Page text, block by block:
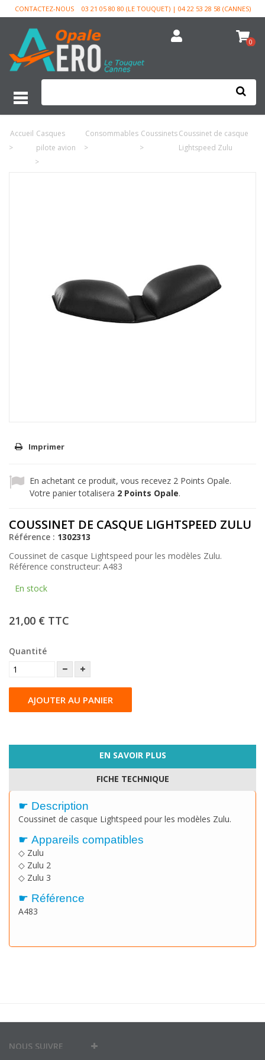
CONTACTEZ-NOUS 03 21 05 80 80 (LE TOUQUET) | 04 22 53 28 58 (CANNES)
0
Accueil
>
Casques
pilote avion
>
Consommables
>
Coussinets
>
Coussinet de casque
Lightspeed Zulu
Imprimer
En achetant ce produit, vous recevez 2 Points Opale.
Votre panier totalisera 2 Points Opale.
COUSSINET DE CASQUE LIGHTSPEED ZULU
Référence : 1302313
Coussinet de casque Lightspeed pour les modèles Zulu.
Référence constructeur: A483
En stock
21,00 € TTC
Quantité
AJOUTER AU PANIER
EN SAVOIR PLUS
FICHE TECHNIQUE
☛ Description
Coussinet de casque Lightspeed pour les modèles Zulu.
☛ Appareils compatibles
◇ Zulu
◇ Zulu 2
◇ Zulu 3
☛ Référence
A483
NOUS SUIVRE